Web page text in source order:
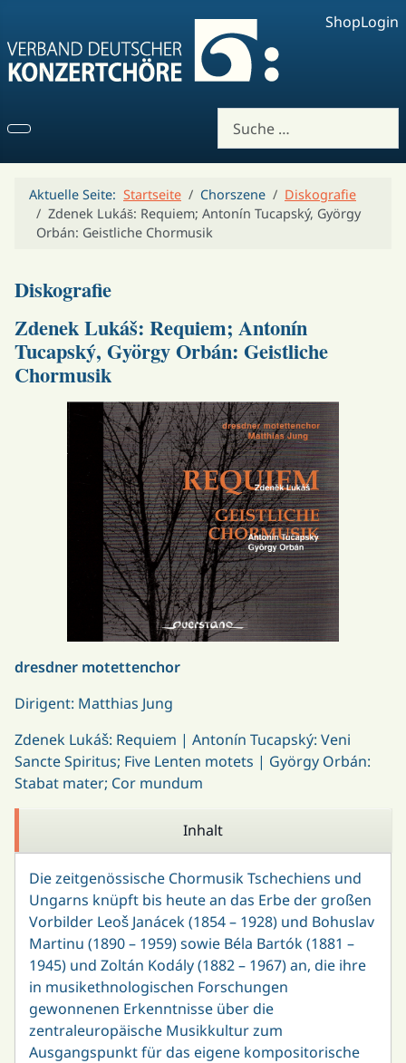
ShopLogin
Aktuelle Seite: Startseite Chorszene
Diskografie
Zdenek Lukáš: Requiem; Antonín Tucapský, György
Orbán: Geistliche Chormusik
Diskografie
Zdenek Lukáš: Requiem; Antonín
Tucapský, György Orbán: Geistliche
Chormusik
dresdner motettenchor
Dirigent: Matthias Jung
Zdenek Lukáš: Requiem | Antonín Tucapský: Veni
Sancte Spiritus; Five Lenten motets | György Orbán:
Stabat mater; Cor mundum
Inhalt
Die zeitgenössische Chormusik Tschechiens und
Ungarns knüpft bis heute an das Erbe der großen
Vorbilder Leoš Janácek (1854 – 1928) und Bohuslav
Martinu (1890 – 1959) sowie Béla Bartók (1881 –
1945) und Zoltán Kodály (1882 – 1967) an, die ihre
in musikethnologischen Forschungen
gewonnenen Erkenntnisse über die
zentraleuropäische Musikkultur zum
Ausgangspunkt für das eigene kompositorische